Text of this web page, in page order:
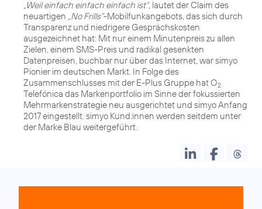
„Weil einfach einfach einfach ist“, lautet der Claim des
neuartigen „No Frills“-Mobilfunkangebots, das sich durch
Transparenz und niedrigere Gesprächskosten
ausgezeichnet hat: Mit nur einem Minutenpreis zu allen
Zielen, einem SMS-Preis und radikal gesenkten
Datenpreisen, buchbar nur über das Internet, war simyo
Pionier im deutschen Markt. In Folge des
Zusammenschlusses mit der E-Plus Gruppe hat O2
Telefónica das Markenportfolio im Sinne der fokussierten
Mehrmarkenstrategie neu ausgerichtet und simyo Anfang
2017 eingestellt. simyo Kund:innen werden seitdem unter
der Marke Blau weitergeführt.